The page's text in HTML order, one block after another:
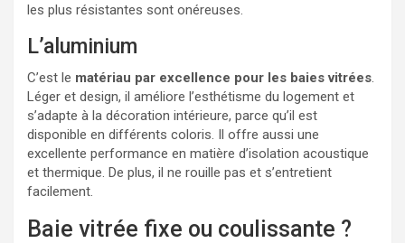
les plus résistantes sont onéreuses.
L’aluminium
C’est le matériau par excellence pour les baies vitrées.
Léger et design, il améliore l’esthétisme du logement et
s’adapte à la décoration intérieure, parce qu’il est
disponible en différents coloris. Il offre aussi une
excellente performance en matière d’isolation acoustique
et thermique. De plus, il ne rouille pas et s’entretient
facilement.
Baie vitrée fixe ou coulissante ?